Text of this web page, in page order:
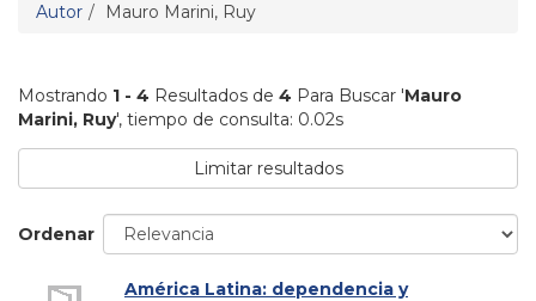
Autor Mauro Marini, Ruy
Mostrando 1 - 4 Resultados de 4 Para Buscar 'Mauro
Marini, Ruy', tiempo de consulta: 0.02s
Limitar resultados
Ordenar
América Latina: dependencia y